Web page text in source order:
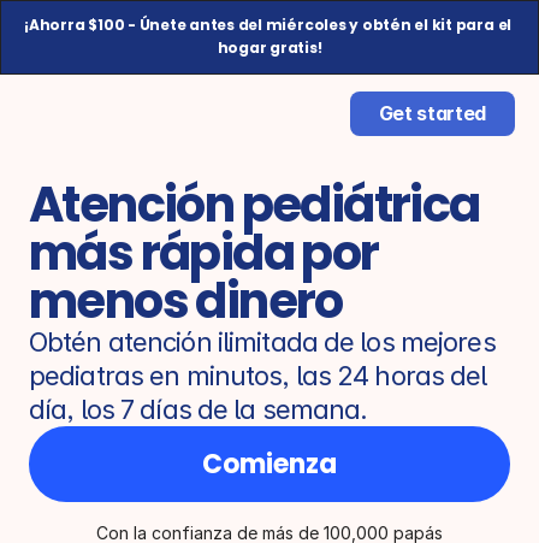
¡Ahorra $100 - Únete antes del miércoles y obtén el kit para el
hogar gratis!
Get started
Atención pediátrica
más rápida por
menos dinero
Obtén atención ilimitada de los mejores
pediatras en minutos, las 24 horas del
día, los 7 días de la semana.
Comienza
Con la confianza de más de 100,000 papás